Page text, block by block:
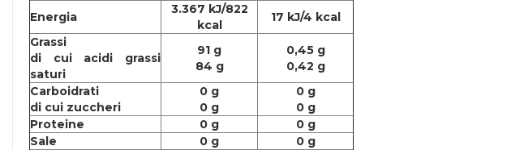
Energia
3.367 kJ/822
kcal
17 kJ/4 kcal
Grassi
di cui acidi grassi
saturi
91 g
84 g
0,45 g
0,42 g
Carboidrati
di cui zuccheri
0 g
0 g
0 g
0 g
Proteine
0 g
0 g
Sale
0 g 0 g